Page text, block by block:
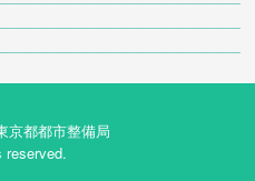
京都都市整備局
reserved.